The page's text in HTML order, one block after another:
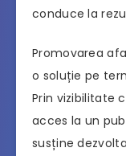
conduce la
Promovarea
o soluție pe
Prin vizibilitate
acces la un
susține